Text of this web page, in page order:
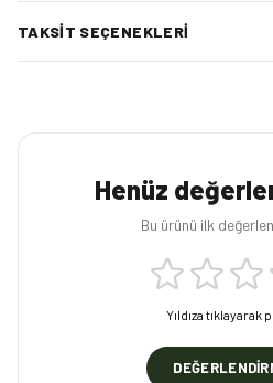
TAKSIT SEÇENEKLERI
Henüz
Bu ürünü ilk
Yıldıza tıklayarak